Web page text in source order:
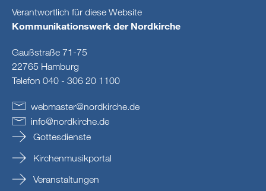
Verantwortlich für diese Website
Kommunikationswerk der Nordkirche
Gaußstraße 71-75
22765 Hamburg
Telefon 040 - 306 20 1100
webmaster@nordkirche de
info@nordkirche.de
Gottesdienste
Kirchenmusikportal
Veranstaltungen